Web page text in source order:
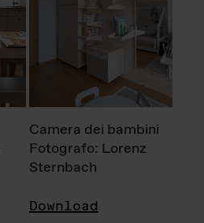
Camera dei bambini
Fotografo: Lorenz
Sternbach
Download